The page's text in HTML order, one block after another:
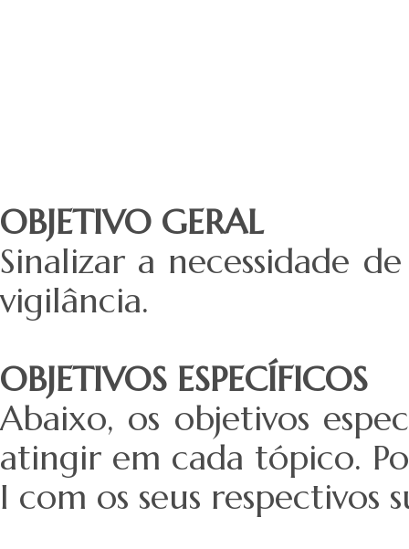
OBJETIVO GERAL
Sinalizar a necessidade
vigilância.
OBJETIVOS ESPECÍFICOS
Abaixo, os objetivos
atingir em cada tópico.
I com os seus respectivos